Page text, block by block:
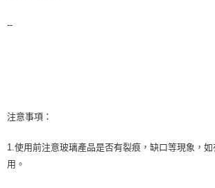
--
注意事項：
1.使用前注意玻璃產品是否有裂痕，缺口等現象，
用。